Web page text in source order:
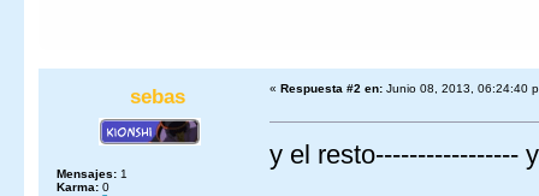
sebas
Mensajes: 1
Karma: 0
« Respuesta #2 en: Junio 08, 2013, 06:24:40
y el resto-----------------